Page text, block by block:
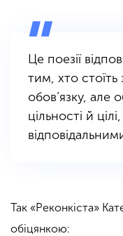
Це поезії
тим, хто
обов’язку, але
цільності й
Так «Реконкіста»
обіцянкою: